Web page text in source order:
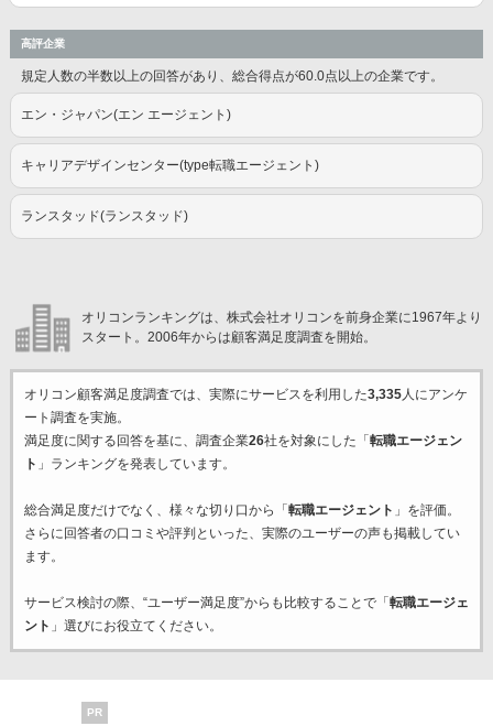
高評企業
規定人数の半数以上の回答があり、総合得点が60.0点以上の企業です。
エン・ジャパン(エン エージェント)
キャリアデザインセンター(type転職エージェント)
ランスタッド(ランスタッド)
オリコンランキングは、株式会社オリコンを前身企業に1967年より
スタート。2006年からは顧客満足度調査を開始。
オリコン顧客満足度調査では、実際にサービスを利用した3,335人にアンケ
ート調査を実施。
満足度に関する回答を基に、調査企業26社を対象にした「 転職エージェン
ト 」ランキングを発表しています。
総合満足度だけでなく、様々な切り口から「 転職エージェント 」を評価。
さらに回答者の口コミや評判といった、実際のユーザーの声も掲載してい
ます。
サービス検討の際、“ユーザー満足度”からも比較することで「 転職エージェ
ント 」選びにお役立てください。
PR